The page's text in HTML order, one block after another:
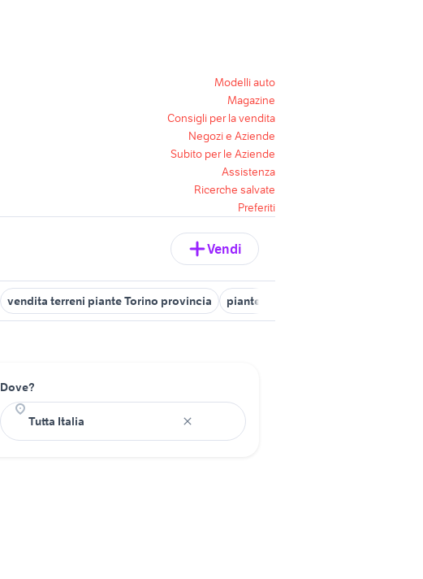
Modelli auto
Magazine
Consigli per la vendita
Negozi e Aziende
Subito per le Aziende
Assistenza
Ricerche salvate
Preferiti
Vendi
vendita terreni piante Torino provincia piante olivo
Dove?